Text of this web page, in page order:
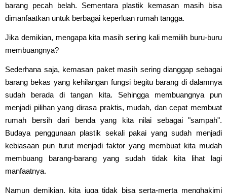
barang pecah belah. Sementara plastik kemasan masih bisa
dimanfaatkan untuk berbagai keperluan rumah tangga.
Jika demikian, mengapa kita masih sering kali memilih buru-buru
membuangnya?
Sederhana saja, kemasan paket masih sering dianggap sebagai
barang bekas yang kehilangan fungsi begitu barang di dalamnya
sudah berada di tangan kita. Sehingga membuangnya pun
menjadi pilihan yang dirasa praktis, mudah, dan cepat membuat
rumah bersih dari benda yang kita nilai sebagai "sampah".
Budaya penggunaan plastik sekali pakai yang sudah menjadi
kebiasaan pun turut menjadi faktor yang membuat kita mudah
membuang barang-barang yang sudah tidak kita lihat lagi
manfaatnya.
Namun demikian, kita juga tidak bisa serta-merta menghakimi